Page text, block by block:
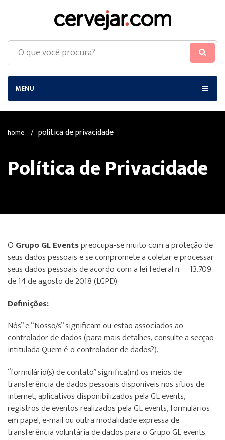
MENU
home / política de privacidade
Política de Privacidade
O Grupo GL Eventspreocupa-se muito com a proteção de
seus dados pessoais e se compromete a coletar e processar
seus dados pessoais de acordo com a lei federal n.º 13.709
de 14 de agosto de 2018 (LGPD).
Definições:
Nós” e “Nosso/s” significam ou estão associados ao
controlador de dados (para mais detalhes, consulte a secção
intitulada Quem é o controlador de dados?).
“formulário(s) de contato” significa(m) os meios de
transferência de dados pessoais disponíveis nos sítios de
internet, aplicativos disponibilizados pela GL events,
registros de eventos realizados pela GL events, formulários
em papel, e-mail ou outra modalidade expressa de
transferência voluntária de dados para o Grupo GL events.